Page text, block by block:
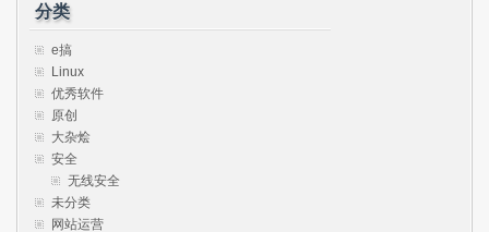
分类
e搞
Linux
优秀软件
原创
大杂烩
安全
无线安全
未分类
网站运营